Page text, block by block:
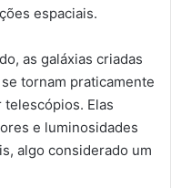
espaciais.
as galáxias criadas
tornam praticamente
Elas
e luminosidades
algo considerado um